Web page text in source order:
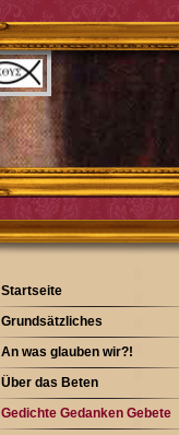
Startseite
Grundsätzliches
An was glauben wir?!
Über das Beten
Gedichte Gedanken Gebete